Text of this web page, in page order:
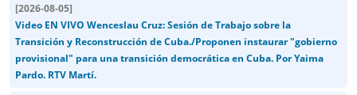
[2026-08-05]
Video EN VIVO Wenceslau Cruz: Sesión de Trabajo sobre la
Transición y Reconstrucción de Cuba./Proponen instaurar "gobierno
provisional" para una transición democrática en Cuba. Por Yaima
Pardo. RTV Martí.